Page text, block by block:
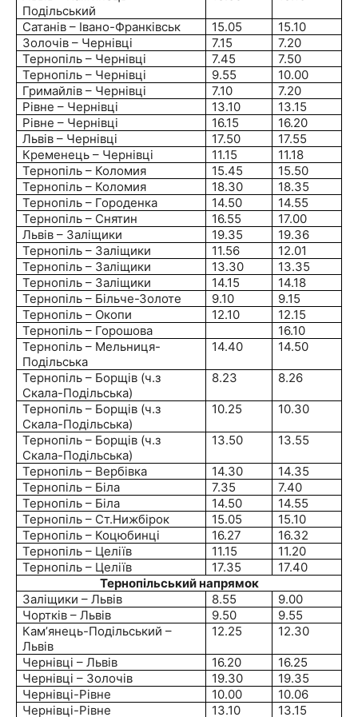
Подільський
Сатанів – Івано-Франківськ 15.05
15.10
Золочів – Чернівці
7.15
7.20
Тернопіль – Чернівці
7.45
7.50
Тернопіль – Чернівці
9.55
10.00
Гримайлів – Чернівці
7.10
7.20
Рівне – Чернівці
13.10
13.15
Рівне – Чернівці
16.15
16.20
Львів – Чернівці
17.50
17.55
Кременець – Чернівці
11.15
11.18
Тернопіль – Коломия
15.45
15.50
Тернопіль – Коломия
18.30
18.35
Тернопіль – Городенка
14.50
14.55
Тернопіль – Снятин
16.55
17.00
Львів – Заліщики
19.35
19.36
Тернопіль – Заліщики
11.56
12.01
Тернопіль – Заліщики
13.30
13.35
Тернопіль – Заліщики
14.15
14.18
Тернопіль – Більче-Золоте
9.10
9.15
Тернопіль – Окопи
12.10
12.15
Тернопіль – Горошова
16.10
Тернопіль – Мельниця-
Подільська
14.40 14.50
Тернопіль – Борщів (ч.з
Скала-Подільська)
8.23 8.26
Тернопіль – Борщів (ч.з
Скала-Подільська)
10.25 10.30
Тернопіль – Борщів (ч.з
Скала-Подільська)
13.50 13.55
Тернопіль – Вербівка 14.30
14.35
Тернопіль – Біла
7.35
7.40
Тернопіль – Біла
14.50
14.55
Тернопіль – Ст.Нижбірок
15.05
15.10
Тернопіль – Коцюбинці
16.27
16.32
Тернопіль – Целіїв
11.15
11.20
Тернопіль – Целіїв
17.35
17.40
Тернопільський напрямок
Заліщики – Львів
8.55
9.00
Чортків – Львів
9.50
9.55
Кам’янець-Подільський –
Львів
12.25 12.30
Чернівці – Львів 16.20
16.25
Чернівці – Золочів
19.30
19.35
Чернівці-Рівне
10.00
10.06
Чернівці-Рівне
13.10 13.15